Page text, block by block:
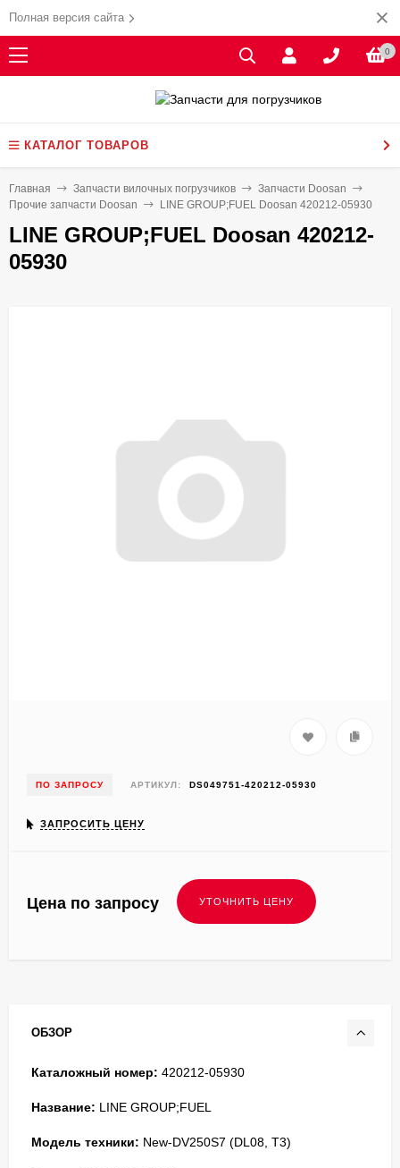
Полная версия сайта
0
КАТАЛОГ ТОВАРОВ
Главная Запчасти вилочных погрузчиков
Запчасти Doosan
Прочие запчасти Doosan
LINE GROUP;FUEL Doosan 420212-05930
LINE GROUP;FUEL Doosan 420212-
05930
ПО ЗАПРОСУ АРТИКУЛ: DS049751-420212-05930
ЗАПРОСИТЬ ЦЕНУ
Цена по запросу
ОБЗОР
Каталожный номер: 420212-05930
Название: LINE GROUP;FUEL
Модель техники: New-DV250S7 (DL08, T3)